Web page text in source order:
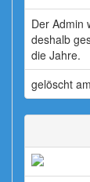
Der Admin
deshalb
die Jahre.
gelöscht